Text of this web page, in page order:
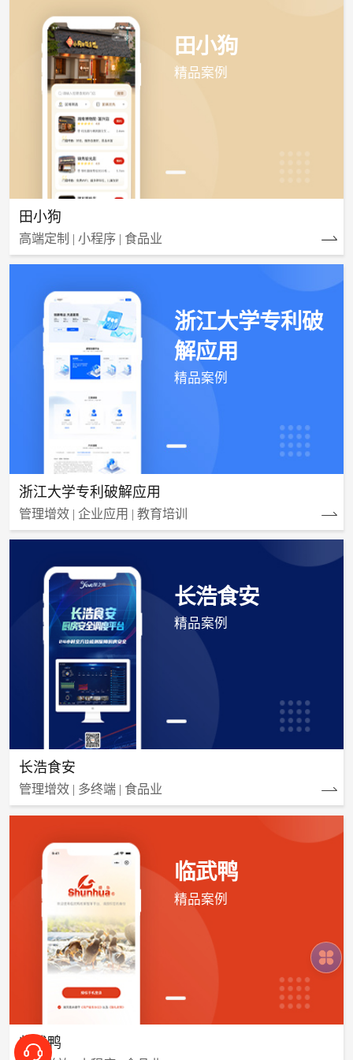
田小狗
精品案例
田小狗
高端定制 | 小程序 | 食品业
浙江大学专利破
解应用
精品案例
浙江大学专利破解应用
管理增效 | 企业应用 | 教育培训
长浩食安
精品案例
长浩食安
管理增效 | 多终端 | 食品业
临武鸭
精品案例
临武鸭